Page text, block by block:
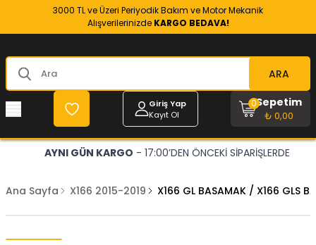
3000 TL ve Üzeri Periyodik Bakım ve Motor Mekanik
Alışverilerinizde KARGO BEDAVA!
ARA
Giriş Yap
Kayıt Ol
Sepetim
₺ 0,00
0
AYNI GÜN KARGO - 17:00’DEN ÖNCEKİ SİPARİŞLERDE
Ana Sayfa X166 2015-2019 X166 GL BASAMAK / X166 GLS